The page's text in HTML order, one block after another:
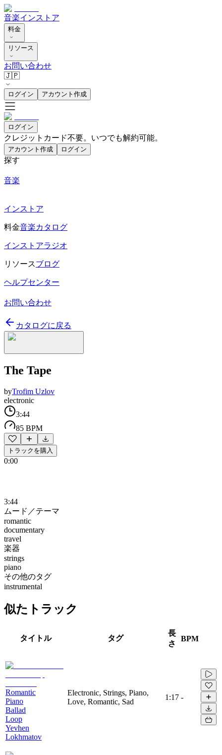
音楽インストア
料金
リソース
お問い合わせ
🇯🇵
ログイン アカウント作成
ログイン
クレジットカード不要。いつでも解約可能。
アカウント作成 ログイン
探す
音楽
インストア
料金音楽カタログ
インストアラジオ
リソースブログ
ヘルプセンター
お問い合わせ
カタログに戻る
The Tape
byTrofim Uzlov
electronic
3:44
85 BPM
トラックを購入
0:00
3:44
ムード／テーマ
romantic
documentary
travel
楽器
strings
piano
その他のタグ
instrumental
似たトラック
タイトル タグ
長
さ
BPM
Romantic
Piano
Ballad
Loop
Yevhen
Lokhmatov
Electronic, Strings, Piano,
Love, Romantic, Sad
1:17 -